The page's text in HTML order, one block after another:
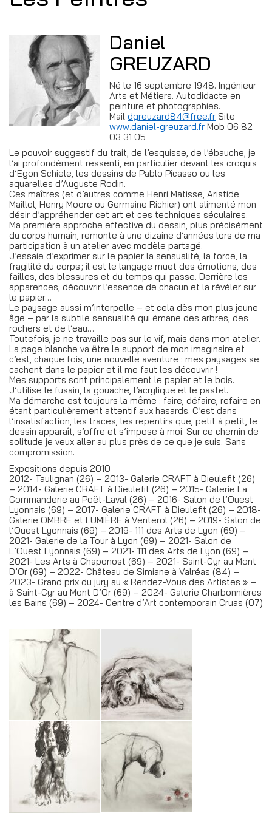
Daniel
GREUZARD
Né le 16 septembre 1948. Ingénieur
Arts et Métiers. Autodidacte en
peinture et photographies.
Mail dgreuzard84@free.fr Site
www.daniel-greuzard.fr Mob 06 82
03 31 05
Le pouvoir suggestif du trait, de l’esquisse, de l’ébauche, je
l’ai profondément ressenti, en particulier devant les croquis
d’Egon Schiele, les dessins de Pablo Picasso ou les
aquarelles d’Auguste Rodin.
Ces maîtres (et d’autres comme Henri Matisse, Aristide
Maillol, Henry Moore ou Germaine Richier) ont alimenté mon
désir d’appréhender cet art et ces techniques séculaires.
Ma première approche effective du dessin, plus précisément
du corps humain, remonte à une dizaine d’années lors de ma
participation à un atelier avec modèle partagé.
J’essaie d’exprimer sur le papier la sensualité, la force, la
fragilité du corps ; il est le langage muet des émotions, des
failles, des blessures et du temps qui passe. Derrière les
apparences, découvrir l’essence de chacun et la révéler sur
le papier…
Le paysage aussi m’interpelle – et cela dès mon plus jeune
âge – par la subtile sensualité qui émane des arbres, des
rochers et de l’eau…
Toutefois, je ne travaille pas sur le vif, mais dans mon atelier.
La page blanche va être le support de mon imaginaire et
c’est, chaque fois, une nouvelle aventure : mes paysages se
cachent dans le papier et il me faut les découvrir !
Mes supports sont principalement le papier et le bois.
J’utilise le fusain, la gouache, l’acrylique et le pastel.
Ma démarche est toujours la même : faire, défaire, refaire en
étant particulièrement attentif aux hasards. C’est dans
l’insatisfaction, les traces, les repentirs que, petit à petit, le
dessin apparaît, s’offre et s’impose à moi. Sur ce chemin de
solitude je veux aller au plus près de ce que je suis. Sans
compromission.
Expositions depuis 2010
2012- Taulignan (26) – 2013- Galerie CRAFT à Dieulefit (26)
– 2014- Galerie CRAFT à Dieulefit (26) – 2015- Galerie La
Commanderie au Poët-Laval (26) – 2016- Salon de l’Ouest
Lyonnais (69) – 2017- Galerie CRAFT à Dieulefit (26) – 2018-
Galerie OMBRE et LUMIÈRE à Venterol (26) – 2019- Salon de
l’Ouest Lyonnais (69) – 2019- 111 des Arts de Lyon (69) –
2021- Galerie de la Tour à Lyon (69) – 2021- Salon de
L’Ouest Lyonnais (69) – 2021- 111 des Arts de Lyon (69) –
2021- Les Arts à Chaponost (69) – 2021- Saint-Cyr au Mont
D’Or (69) – 2022- Château de Simiane à Valréas (84) –
2023- Grand prix du jury au « Rendez-Vous des Artistes » –
à Saint-Cyr au Mont D’Or (69) – 2024- Galerie Charbonnières
les Bains (69) – 2024- Centre d’Art contemporain Cruas (07)